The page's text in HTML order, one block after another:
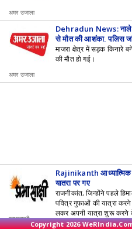
अमर उजाला
Dehradun News: नाले
से मौत की आशंका, पुलिस
माजरा क्षेत्र में सड़क किनारे
की मौत हो गई।
अमर उजाला
Rajinikanth आध्यात्मिक
यात्रा पर गए
राजनीकांत, जिन्होंने पहले
पवित्र गुफाओं की यात्रा
लकर अपनी यात्रा शुरू करने
रपोर्ट पर, रजनीकांत ने
प्रभासाक्षी
Copyright 2026